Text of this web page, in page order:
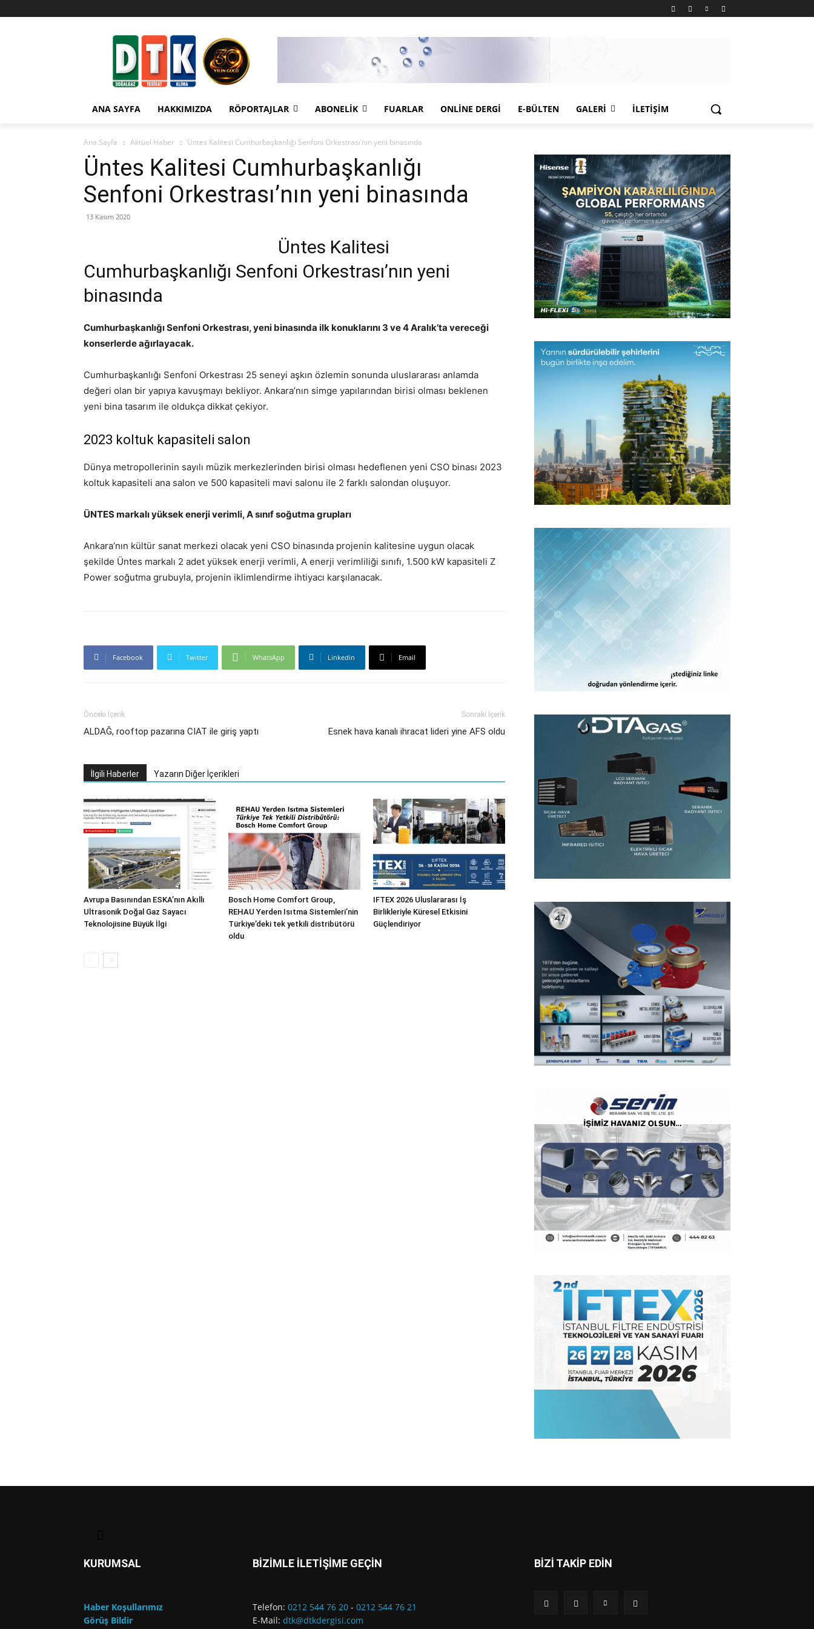
ANA SAYFA HAKKIMIZDA RÖPORTAJLAR ABONELIK FUARLAR ONLINE DERGI E-BÜLTEN GALERI İLETIŞIM
Ana Sayfa Aktüel Haber Üntes Kalitesi Cumhurbaşkanlığı Senfoni Orkestrası’nın yeni binasında
Üntes Kalitesi Cumhurbaşkanlığı
Senfoni Orkestrası’nın yeni binasında
13 Kasım 2020
Üntes Kalitesi
Cumhurbaşkanlığı Senfoni Orkestrası’nın yeni
binasında
Cumhurbaşkanlığı Senfoni Orkestrası, yeni binasında ilk konuklarını 3 ve 4 Aralık’ta vereceği
konserlerde ağırlayacak.
Cumhurbaşkanlığı Senfoni Orkestrası 25 seneyi aşkın özlemin sonunda uluslararası anlamda
değeri olan bir yapıya kavuşmayı bekliyor. Ankara’nın simge yapılarından birisi olması beklenen
yeni bina tasarım ile oldukça dikkat çekiyor.
2023 koltuk kapasiteli salon
Dünya metropollerinin sayılı müzik merkezlerinden birisi olması hedeflenen yeni CSO binası 2023
koltuk kapasiteli ana salon ve 500 kapasiteli mavi salonu ile 2 farklı salondan oluşuyor.
ÜNTES markalı yüksek enerji verimli, A sınıf soğutma grupları
Ankara’nın kültür sanat merkezi olacak yeni CSO binasında projenin kalitesine uygun olacak
şekilde Üntes markalı 2 adet yüksek enerji verimli, A enerji verimliliği sınıfı, 1.500 kW kapasiteli Z
Power soğutma grubuyla, projenin iklimlendirme ihtiyacı karşılanacak.
Facebook Twitter WhatsApp Linkedin Email
Önceki İçerik
ALDAĞ, rooftop pazarına CIAT ile giriş yaptı
Sonraki İçerik
Esnek hava kanalı ihracat lideri yine AFS oldu
İlgili Haberler Yazarın Diğer İçerikleri
Avrupa Basınından ESKA’nın Akıllı
Ultrasonik Doğal Gaz Sayacı
Teknolojisine Büyük İlgi
Bosch Home Comfort Group,
REHAU Yerden Isıtma Sistemleri’nin
Türkiye’deki tek yetkili distribütörü
oldu
IFTEX 2026 Uluslararası İş
Birlikleriyle Küresel Etkisini
Güçlendiriyor
KURUMSAL
Haber Koşullarımız
Görüş Bildir
BİZİMLE İLETİŞİME GEÇİN
Telefon: 0212 544 76 20 - 0212 544 76 21
E-Mail: dtk@dtkdergisi.com
BİZİ TAKİP EDİN